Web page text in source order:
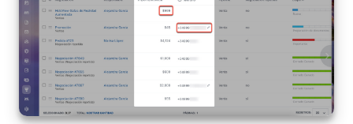
Gestión del inventario
Telefonía
Widget del empleado